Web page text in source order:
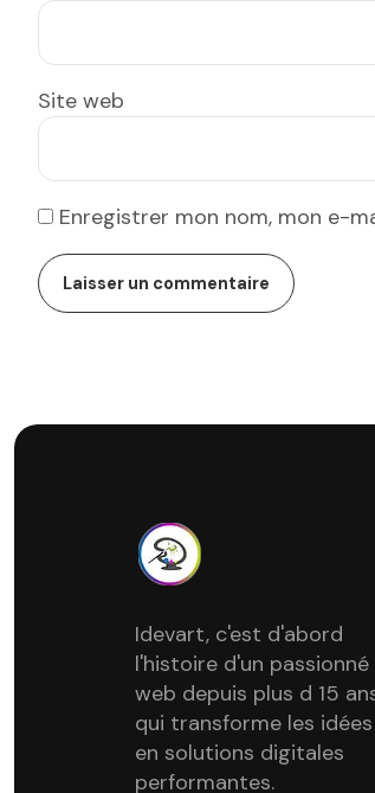
Site web
Enregistrer mon nom, mon e-
Idevart, c'est d'abord
l'histoire d'un passionné
web depuis plus d 15
qui transforme les idées
en solutions digitales
performantes.